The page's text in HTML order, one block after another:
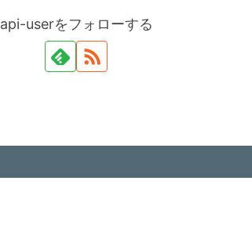
api-userをフォローする